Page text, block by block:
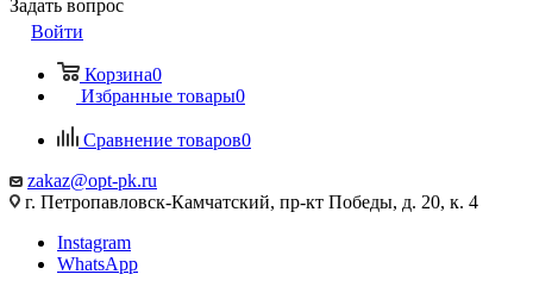
Задать вопрос
Войти
Корзина0
Избранные товары0
Сравнение товаров0
zakaz@opt-pk.ru
г. Петропавловск-Камчатский, пр-кт Победы, д. 20, к. 4
Instagram
WhatsApp